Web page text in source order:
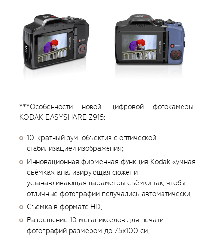
***Особенности новой цифровой фотокамеры
KODAK EASYSHARE Z915:
10-кратный зум-объектив с оптической
стабилизацией изображения;
Инновационная фирменная функция Kodak «умная
съёмка», анализирующая сюжет и
устанавливающая параметры съёмки так, чтобы
отличные фотографии получались автоматически;
Съёмка в формате HD;
Разрешение 10 мегапикселов для печати
фотографий размером до 75х100 см;